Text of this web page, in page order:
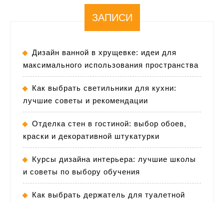
ЗАПИСИ
Дизайн ванной в хрущевке: идеи для
максимального использования пространства
Как выбрать светильники для кухни:
лучшие советы и рекомендации
Отделка стен в гостиной: выбор обоев,
краски и декоративной штукатурки
Курсы дизайна интерьера: лучшие школы
и советы по выбору обучения
Как выбрать держатель для туалетной